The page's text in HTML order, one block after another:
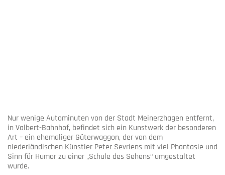
Nur wenige Autominuten von der Stadt Meinerzhagen entfernt,
in Valbert-Bahnhof, befindet sich ein Kunstwerk der besonderen
Art – ein ehemaliger Güterwaggon, der von dem
niederländischen Künstler Peter Sevriens mit viel Phantasie und
Sinn für Humor zu einer „Schule des Sehens“ umgestaltet
wurde.